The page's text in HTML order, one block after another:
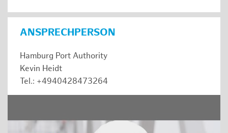
ANSPRECHPERSON
Hamburg Port Authority
Kevin Heidt
Tel.: +4940428473264